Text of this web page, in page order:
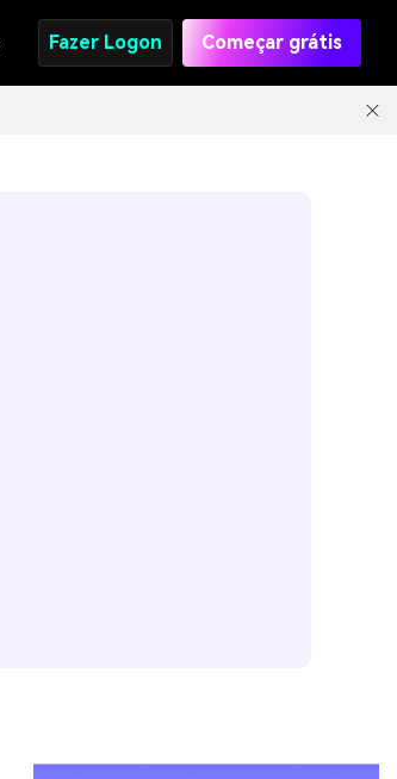
Fazer Logon Começar grátis